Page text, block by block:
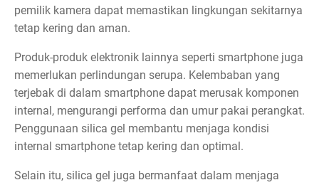
pemilik kamera dapat memastikan lingkungan sekitarnya
tetap kering dan aman.
Produk-produk elektronik lainnya seperti smartphone juga
memerlukan perlindungan serupa. Kelembaban yang
terjebak di dalam smartphone dapat merusak komponen
internal, mengurangi performa dan umur pakai perangkat.
Penggunaan silica gel membantu menjaga kondisi
internal smartphone tetap kering dan optimal.
Selain itu, silica gel juga bermanfaat dalam menjaga